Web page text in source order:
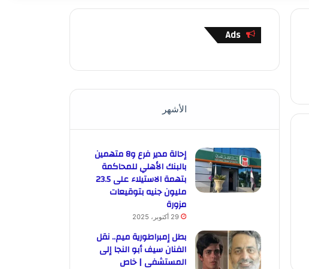
Ads
الأشهر
إحالة مدير فرع و8 متهمين
بالبنك الأهلي للمحاكمة
بتهمة الاستيلاء على 23.5
مليون جنيه بتوقيعات
مزورة
29 أكتوبر، 2025
بطل إمبراطورية ميم.. نقل
الفنان سيف أبو النجا إلى
المستشفى | خاص